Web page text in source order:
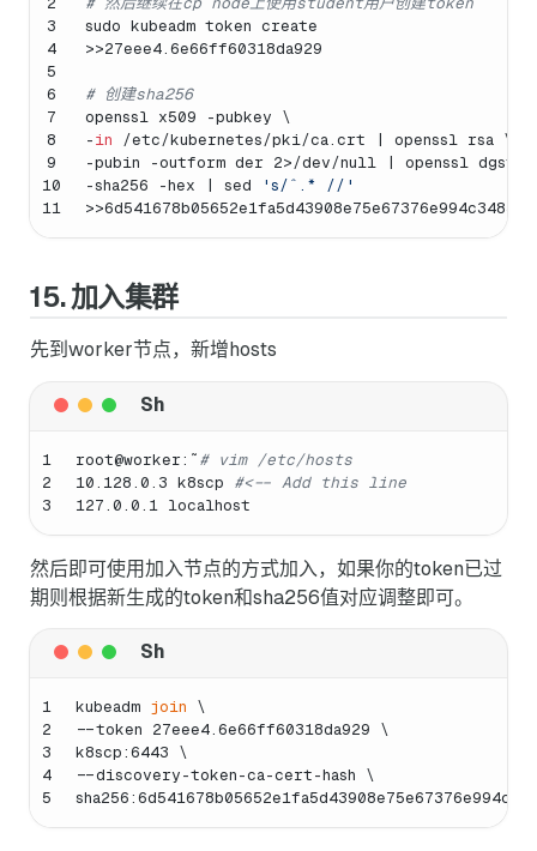
3
4
5
6
7
8
9
10
11
sudo kubeadm token create
>>27eee4.6e66ff60318da929
# 创建sha256
openssl x509 -pubkey \
- in /etc/kubernetes/pki/ca.crt | openssl rsa \
-pubin -outform der 2>/dev/null | openssl dgst \
-sha256 -hex | sed
's/ˆ.* //'
15. 加入集群
先到worker节点，新增hosts
1
2
3
root@worker:˜ # vim /etc/hosts
10.128.0.3 k8scp #<-- Add this line
127.0.0.1 localhost
然后即可使用加入节点的方式加入，如果你的token已过
期则根据新生成的token和sha256值对应调整即可。
1
2
3
4
5
kubeadm join \
--token 27eee4.6e66ff60318da929 \
k8scp:6443 \
--discovery-token-ca-cert-hash \